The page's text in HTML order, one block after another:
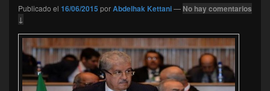
Publicado el 16/06/2015 porAbdelhak Kettani— No hay comentarios
↓